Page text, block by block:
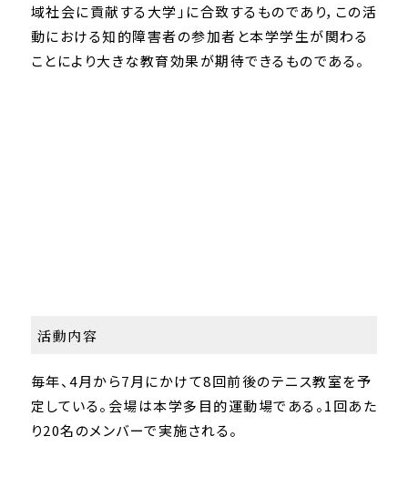
域社会に貢献する大学」に合致するものであり，この活
動における知的障害者の参加者と本学学生が関わる
ことにより大きな教育効果が期待できるものである。
活動内容
毎年、4月から7月にかけて8回前後のテニス教室を予
定している。会場は本学多目的運動場である。1回あた
り20名のメンバーで実施される。